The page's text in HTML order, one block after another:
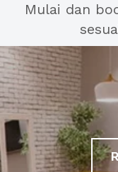
Mulai dan